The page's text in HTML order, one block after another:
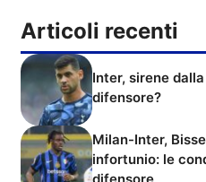
Articoli recenti
Inter, sirene
difensore?
Milan-Inter,
infortunio: le
difensore